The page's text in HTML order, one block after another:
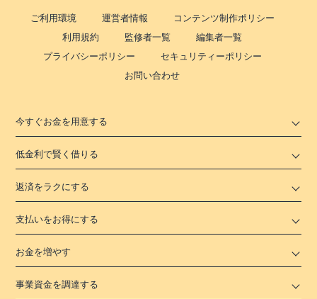
ご利用環境 運営者情報
コンテンツ制作ポリシー
利用規約
監修者一覧
編集者一覧
プライバシーポリシー
セキュリティーポリシー
お問い合わせ
今すぐお金を用意する
低金利で賢く借りる
返済をラクにする
支払いをお得にする
お金を増やす
事業資金を調達する